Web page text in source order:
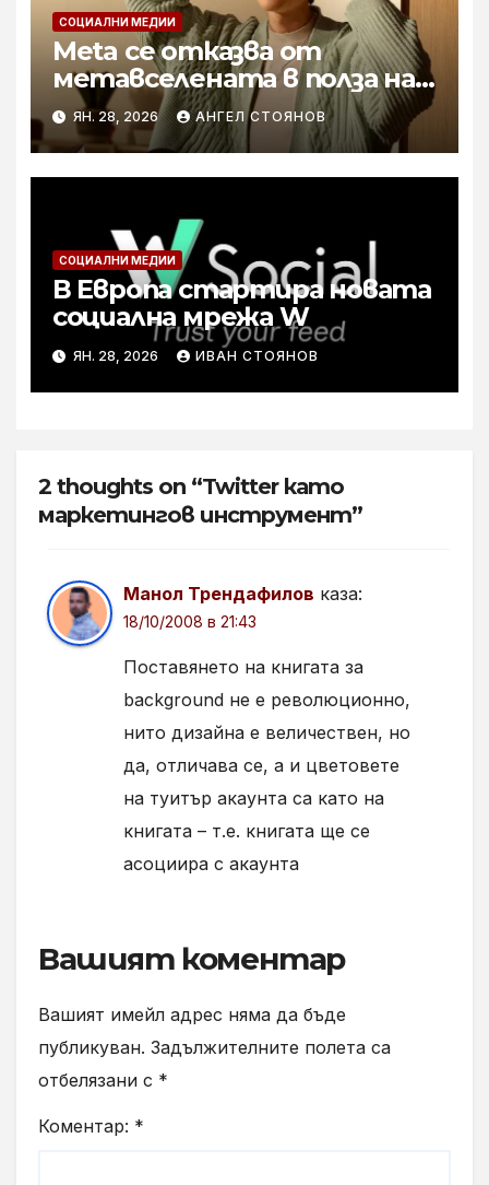
СОЦИАЛНИ МЕДИИ
Meta се отказва от
метавселената в полза на
AI и умните очила
ЯН. 28, 2026 АНГЕЛ СТОЯНОВ
СОЦИАЛНИ МЕДИИ
В Европа стартира новата
социална мрежа W
ЯН. 28, 2026 ИВАН СТОЯНОВ
2 thoughts on “Twitter като
маркетингов инструмент”
Манол Трендафилов каза:
18/10/2008 в 21:43
Поставянето на книгата за
background не е революционно,
нито дизайна е величествен, но
да, отличава се, а и цветовете
на туитър акаунта са като на
книгата – т.е. книгата ще се
асоциира с акаунта
Вашият коментар
Вашият имейл адрес няма да бъде
публикуван. Задължителните полета са
отбелязани с *
Коментар: *